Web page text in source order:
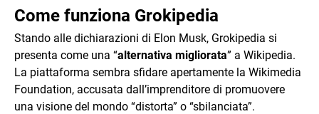
Come funziona Grokipedia
Stando alle dichiarazioni di Elon Musk, Grokipedia si
presenta come una “alternativa migliorata” a Wikipedia.
La piattaforma sembra sfidare apertamente la Wikimedia
Foundation, accusata dall’imprenditore di promuovere
una visione del mondo “distorta” o “sbilanciata”.